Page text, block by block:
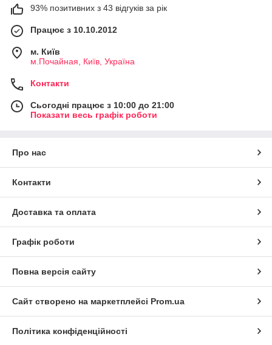
93% позитивних з 43 відгуків за рік
Працює з 10.10.2012
м. Київ
м.Почайная, Київ, Україна
Контакти
Сьогодні працює з 10:00 до 21:00
Показати весь графік роботи
Про нас
Контакти
Доставка та оплата
Графік роботи
Повна версія сайту
Сайт створено на маркетплейсі Prom.ua
Політика конфіденційності